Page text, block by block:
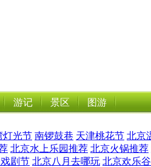
游记 景区 图游
灯光节 南锣鼓巷 天津桃花节 北京
北京水上乐园推荐 北京火锅推荐
剧节 北京八月去哪玩 北京欢乐